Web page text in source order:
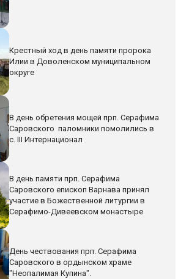
Крестный ход в день памяти пророка
Илии в Доволенском муниципальном
округе
В день обретения мощей прп. Серафима
Саровского паломники помолились в
с. III Интернационал
В день памяти прп. Серафима
Саровского епископ Варнава принял
участие в Божественной литургии в
Серафимо-Дивеевском монастыре
День чествования прп. Серафима
Саровского в ордынском храме
"Неопалимая Купина".